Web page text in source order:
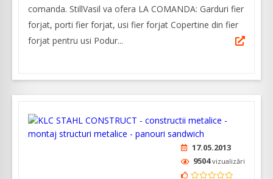
comanda. StillVasil va ofera LA COMANDA: Garduri fier
forjat, porti fier forjat, usi fier forjat Copertine din fier
forjat pentru usi Podur...
17.05.2013
9504vizualizări